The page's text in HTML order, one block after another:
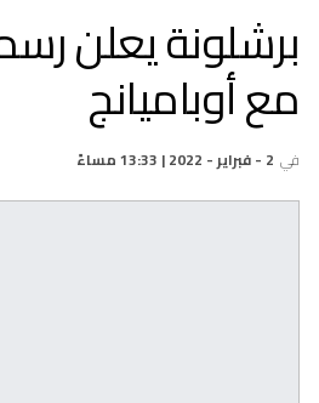
برشلونة يعلن
مع أوباميانج
في2 - فبراير - 2022 | 13:33 مساءً